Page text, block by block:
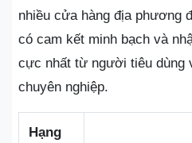
nhiều cửa hàng địa phương
có cam kết minh bạch và
cực nhất từ người tiêu dùng
chuyên nghiệp.
Hạng